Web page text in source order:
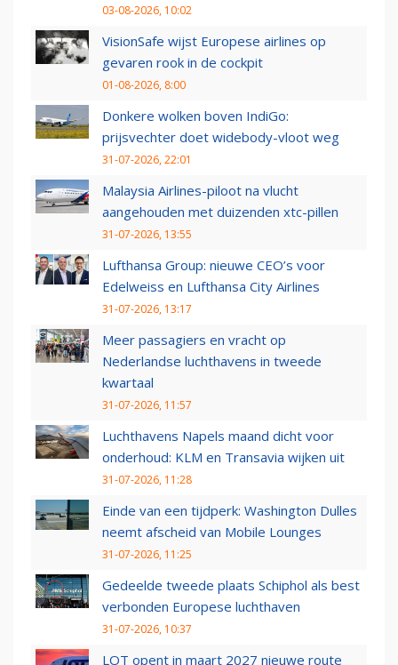
03-08-2026, 10:02
VisionSafe wijst Europese airlines op
gevaren rook in de cockpit
01-08-2026, 8:00
Donkere wolken boven IndiGo:
prijsvechter doet widebody-vloot weg
31-07-2026, 22:01
Malaysia Airlines-piloot na vlucht
aangehouden met duizenden xtc-pillen
31-07-2026, 13:55
Lufthansa Group: nieuwe CEO’s voor
Edelweiss en Lufthansa City Airlines
31-07-2026, 13:17
Meer passagiers en vracht op
Nederlandse luchthavens in tweede
kwartaal
31-07-2026, 11:57
Luchthavens Napels maand dicht voor
onderhoud: KLM en Transavia wijken uit
31-07-2026, 11:28
Einde van een tijdperk: Washington Dulles
neemt afscheid van Mobile Lounges
31-07-2026, 11:25
Gedeelde tweede plaats Schiphol als best
verbonden Europese luchthaven
31-07-2026, 10:37
LOT opent in maart 2027 nieuwe route